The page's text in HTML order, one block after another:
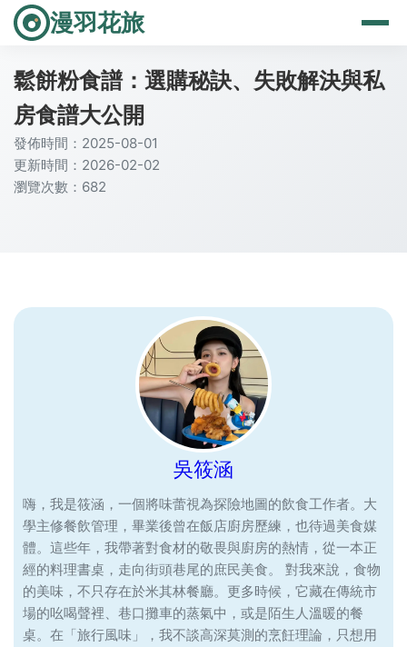
漫羽花旅
鬆餅粉食譜：選購秘訣、失敗解決與私
房食譜大公開
發佈時間：2025-08-01
更新時間：2026-02-02
瀏覽次數：682
吳筱涵
嗨，我是筱涵，一個將味蕾視為探險地圖的飲食工作者。大
學主修餐飲管理，畢業後曾在飯店廚房歷練，也待過美食媒
體。這些年，我帶著對食材的敬畏與廚房的熱情，從一本正
經的料理書桌，走向街頭巷尾的庶民美食。 對我來說，食物
的美味，不只存在於米其林餐廳。更多時候，它藏在傳統市
場的吆喝聲裡、巷口攤車的蒸氣中，或是陌生人溫暖的餐
桌。在「旅行風味」，我不談高深莫測的烹飪理論，只想用